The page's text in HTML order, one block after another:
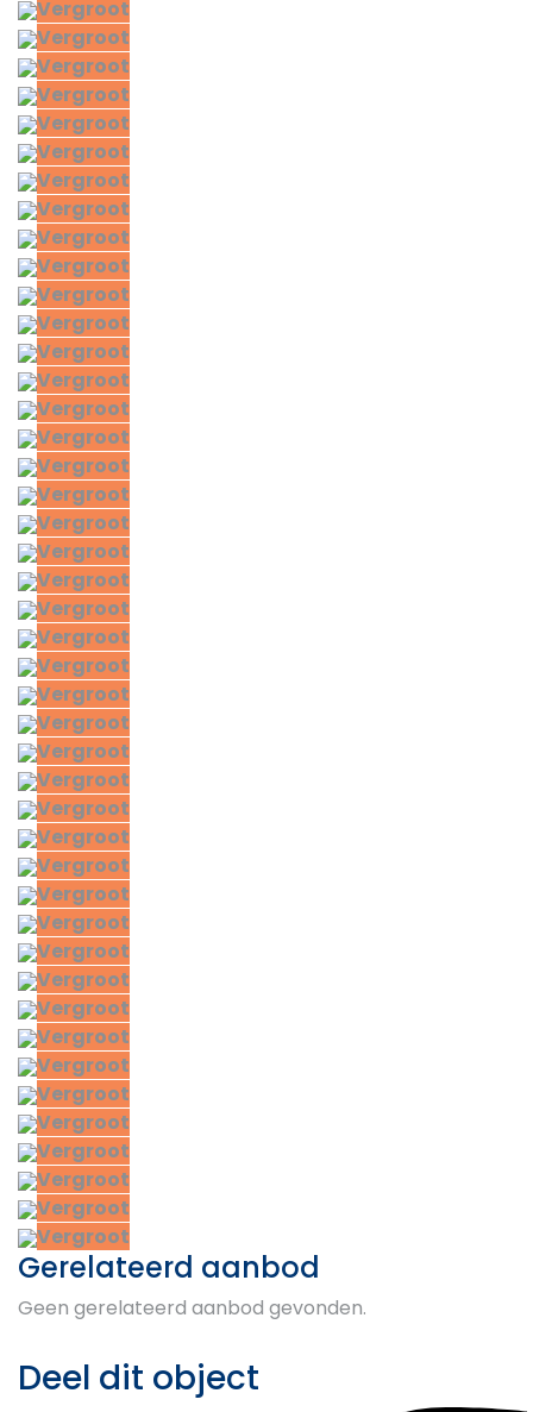
Vergroot
Vergroot
Vergroot
Vergroot
Vergroot
Vergroot
Vergroot
Vergroot
Vergroot
Vergroot
Vergroot
Vergroot
Vergroot
Vergroot
Vergroot
Vergroot
Vergroot
Vergroot
Vergroot
Vergroot
Vergroot
Vergroot
Vergroot
Vergroot
Vergroot
Vergroot
Vergroot
Vergroot
Vergroot
Vergroot
Vergroot
Vergroot
Vergroot
Vergroot
Vergroot
Vergroot
Vergroot
Vergroot
Vergroot
Vergroot
Vergroot
Vergroot
Vergroot
Vergroot
Gerelateerd aanbod
Geen gerelateerd aanbod gevonden.
Deel dit object